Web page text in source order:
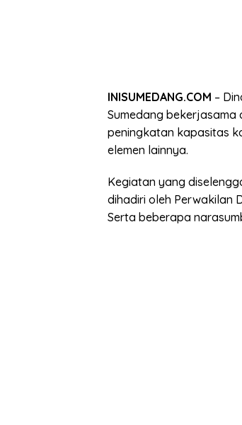
INISUMEDANG.COM –
Sumedang bekerjasama
peningkatan kapasitas
elemen lainnya.
Kegiatan yang
dihadiri oleh Perwakilan
Serta beberapa